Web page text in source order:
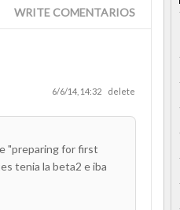
WRITE COMENTARIOS
6/6/14, 14:32 delete
"preparing for first
tenia la beta2 e iba